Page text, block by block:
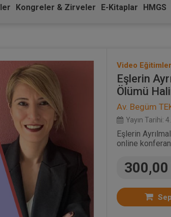
Kongreler & Zirveler E-Kitaplar HMGS
Video Eğitimler
Eşlerin
Ölümü
Av. Begüm
Yayın Tarihi:
Eşlerin
online